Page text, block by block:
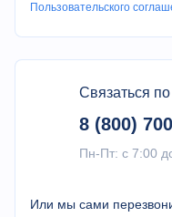
Скорость потока
инструмента)
Пользовательского
Связаться
8 (800)
Пн-Пт: с 7:00
Или мы сами